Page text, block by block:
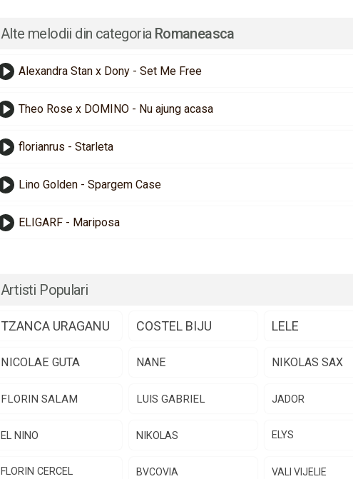
Alte melodii din categoria Romaneasca
Alexandra Stan x Dony - Set Me Free
Theo Rose x DOMINO - Nu ajung acasa
florianrus - Starleta
Lino Golden - Spargem Case
ELIGARF - Mariposa
Artisti Populari
TZANCA URAGANU COSTEL BIJU LELE
NICOLAE GUTA NANE NIKOLAS SAX
FLORIN SALAM LUIS GABRIEL JADOR
EL NINO NIKOLAS ELYS
FLORIN CERCEL BVCOVIA VALI VIJELIE